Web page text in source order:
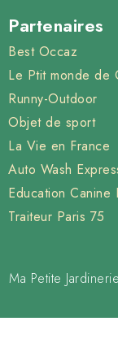
Partenaires
Best Occaz
Le Ptit monde de
Runny-Outdoor
Objet de sport
La Vie en France
Auto Wash
Education Canine
Traiteur Paris 75
Ma Petite